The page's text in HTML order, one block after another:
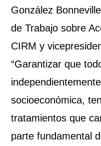
González
de Trabajo sobre
CIRM y
“Garantizar que
socioeconómica,
tratamientos que
parte fundamental